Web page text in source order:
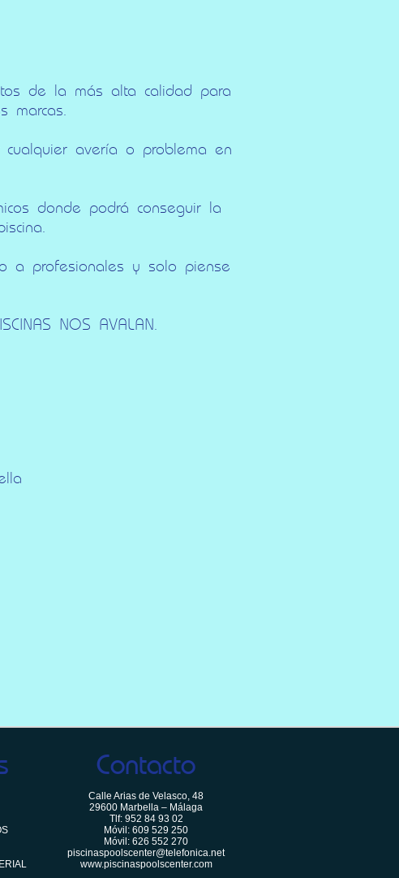
de la más alta calidad para
marcas.
cualquier avería o problema en
donde podrá conseguir la
a profesionales y solo piense
NOS AVALAN.
Contacto
Calle Arias de Velasco, 48
29600 Marbella – Málaga
Tlf: 952 84 93 02
Móvil: 609 529 250
Móvil: 626 552 270
piscinaspoolscenter@telefonica.net
www.piscinaspoolscenter.com